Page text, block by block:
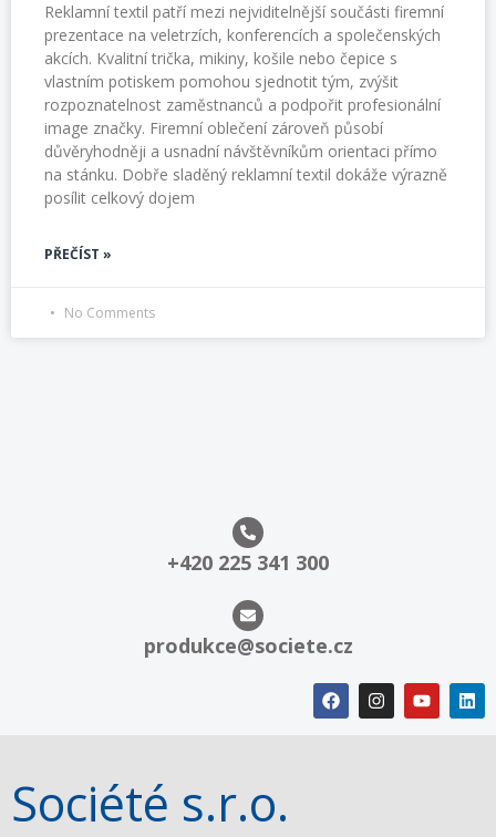
Reklamní textil patří mezi nejviditelnější součásti firemní
prezentace na veletrzích, konferencích a společenských
akcích. Kvalitní trička, mikiny, košile nebo čepice s
vlastním potiskem pomohou sjednotit tým, zvýšit
rozpoznatelnost zaměstnanců a podpořit profesionální
image značky. Firemní oblečení zároveň působí
důvěryhodněji a usnadní návštěvníkům orientaci přímo
na stánku. Dobře sladěný reklamní textil dokáže výrazně
posílit celkový dojem
PŘEČÍST »
No Comments
+420 225 341 300
produkce@societe.cz
Société s.r.o.